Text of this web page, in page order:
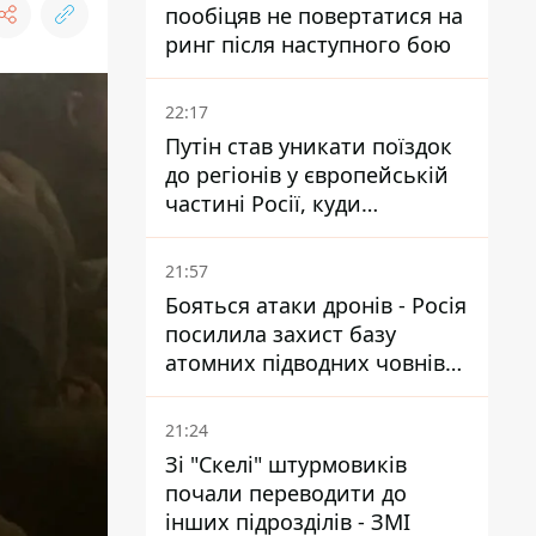
пообіцяв не повертатися на
ринг після наступного бою
22:17
Путін став уникати поїздок
до регіонів у європейській
частині Росії, куди
регулярно долітають дрони
21:57
Бояться атаки дронів - Росія
посилила захист базу
атомних підводних човнів
за 7400 км від України
21:24
Зі "Скелі" штурмовиків
почали переводити до
інших підрозділів - ЗМІ